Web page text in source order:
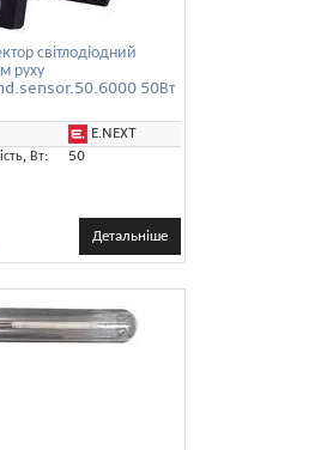
світлодіодний
руху
50Вт
E.NEXT
Вт:
50
Детальніше